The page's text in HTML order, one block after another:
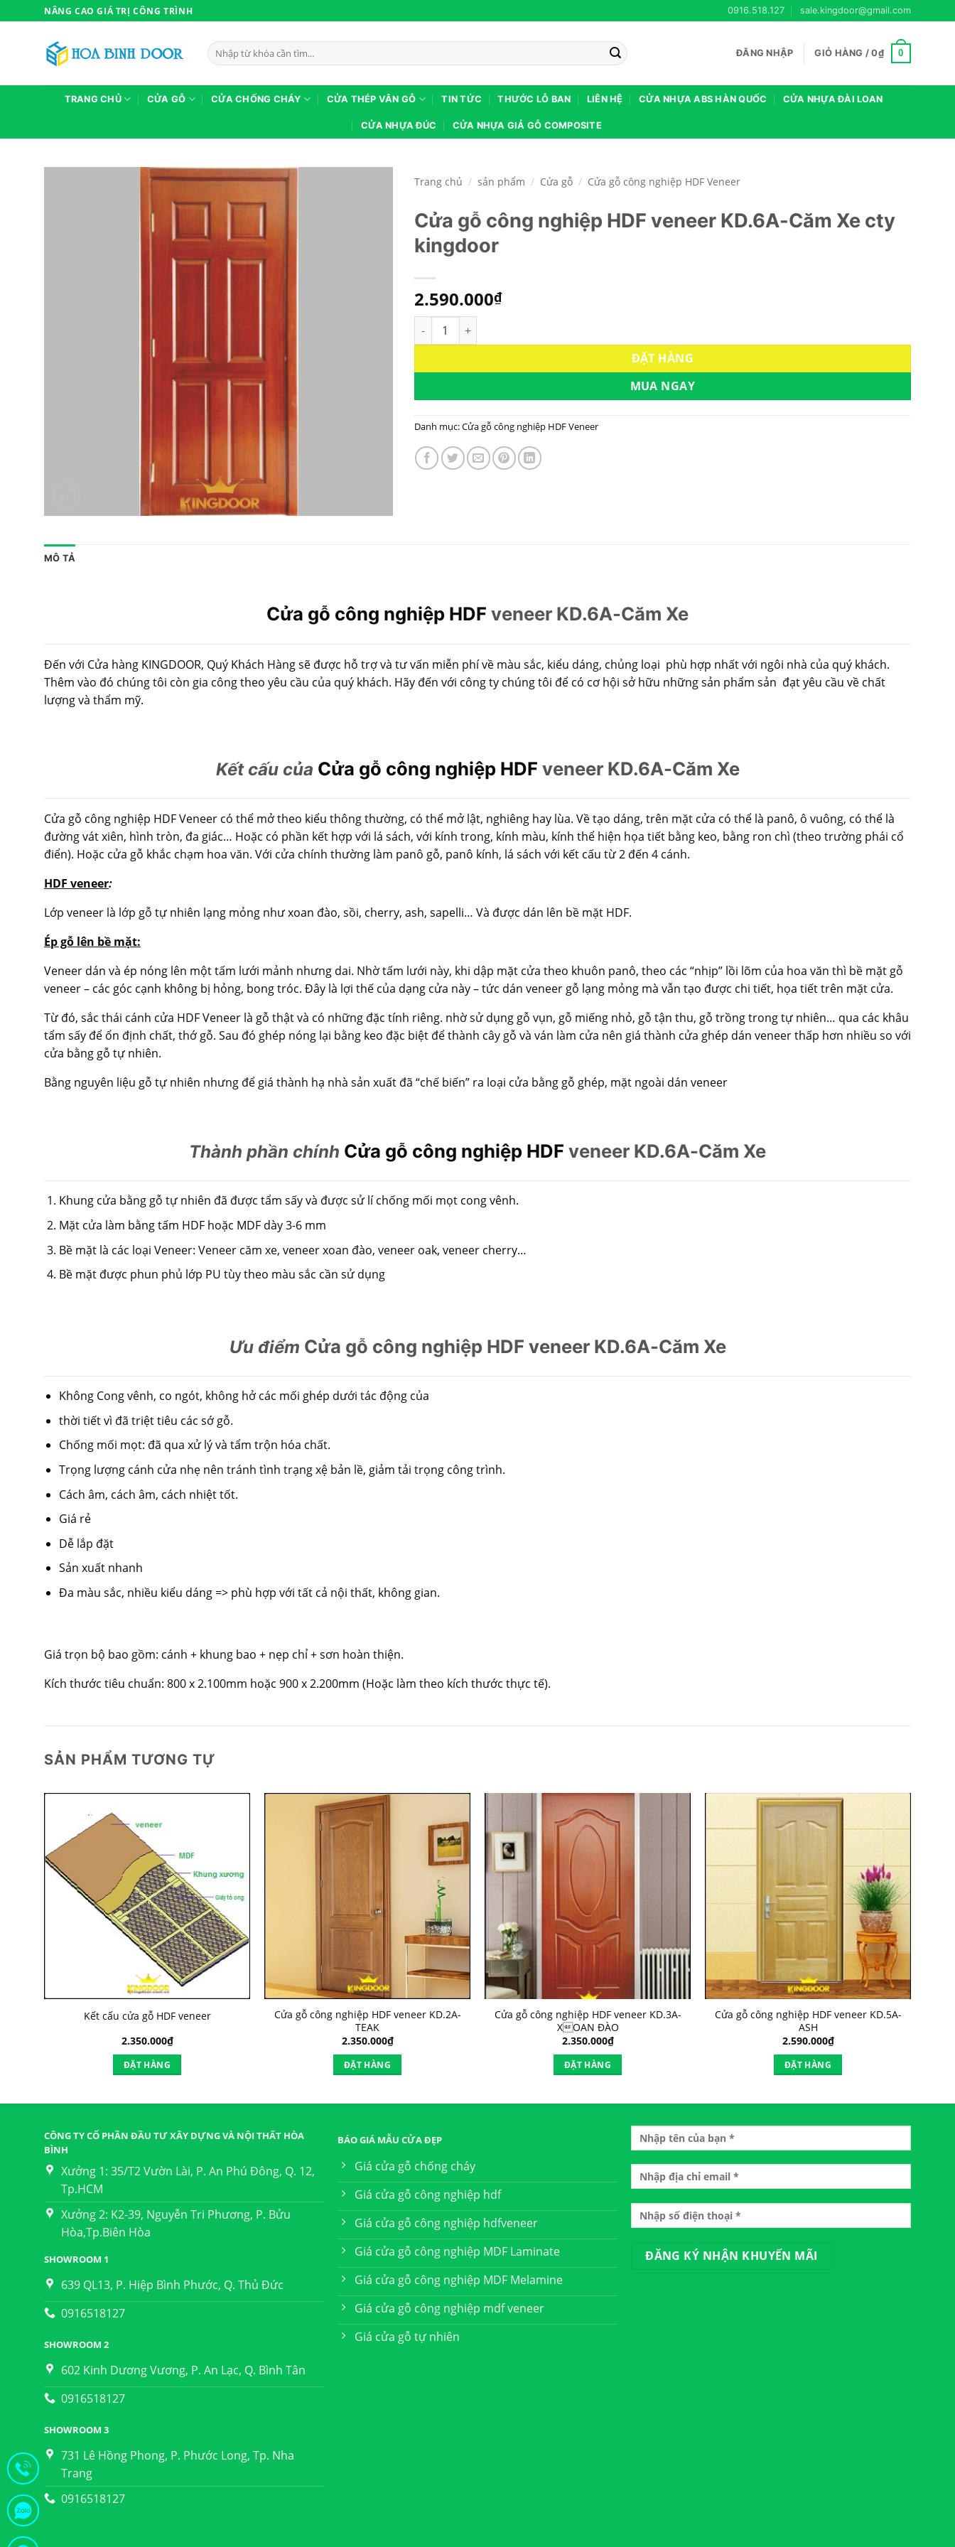
qua
NÂNG CAO GIÁ TRỊ CÔNG TRÌNH 0916.518.127 sale.kingdoor@gmail.com
Tìm
kiếm:
ĐĂNG NHẬP GIỎ HÀNG /0₫ 0
TRANG CHỦ CỬA GỖ CỬA CHỐNG CHÁY CỬA THÉP VÂN GỖ TIN TỨC THƯỚC LỖ BAN LIÊN HỆ CỬA NHỰA ABS HÀN QUỐC CỬA NHỰA ĐÀI LOAN
CỬA NHỰA ĐÚC CỬA NHỰA GIẢ GỖ COMPOSITE
Trang chủ / sản phẩm / Cửa gỗ / Cửa gỗ công nghiệp HDF Veneer
Cửa gỗ công nghiệp HDF veneer KD.6A-Căm Xe cty
kingdoor
2.590.000₫
Cửa gỗ công nghiệp HDF veneer KD.6A-Căm Xe cty kingdoor số lượng
ĐẶT HÀNG
MUA NGAY
Danh mục:Cửa gỗ công nghiệp HDF Veneer
MÔ TẢ
Cửa gỗ công nghiệp HDF veneer KD.6A-Căm Xe
Đến với Cửa hàng KINGDOOR, Quý Khách Hàng sẽ được hỗ trợ và tư vấn miễn phí về màu sắc, kiểu dáng, chủng loại phù hợp nhất với ngôi nhà của quý khách.
Thêm vào đó chúng tôi còn gia công theo yêu cầu của quý khách. Hãy đến với công ty chúng tôi để có cơ hội sở hữu những sản phẩm sản đạt yêu cầu về chất
lượng và thẩm mỹ.
Kết cấu của Cửa gỗ công nghiệp HDF veneer KD.6A-Căm Xe
Cửa gỗ công nghiệp HDF Veneer có thể mở theo kiểu thông thường, có thể mở lật, nghiêng hay lùa. Về tạo dáng, trên mặt cửa có thể là panô, ô vuông, có thể là
đường vát xiên, hình tròn, đa giác… Hoặc có phần kết hợp với lá sách, với kính trong, kính màu, kính thể hiện họa tiết bằng keo, bằng ron chì (theo trường phái cổ
điển). Hoặc cửa gỗ khắc chạm hoa văn. Với cửa chính thường làm panô gỗ, panô kính, lá sách với kết cấu từ 2 đến 4 cánh.
HDF veneer:
Lớp veneer là lớp gỗ tự nhiên lạng mỏng như xoan đào, sồi, cherry, ash, sapelli… Và được dán lên bề mặt HDF.
Ép gỗ lên bề mặt:
Veneer dán và ép nóng lên một tấm lưới mảnh nhưng dai. Nhờ tấm lưới này, khi dập mặt cửa theo khuôn panô, theo các “nhịp” lồi lõm của hoa văn thì bề mặt gỗ
veneer – các góc cạnh không bị hỏng, bong tróc. Đây là lợi thế của dạng cửa này – tức dán veneer gỗ lạng mỏng mà vẫn tạo được chi tiết, họa tiết trên mặt cửa.
Từ đó, sắc thái cánh cửa HDF Veneer là gỗ thật và có những đặc tính riêng. nhờ sử dụng gỗ vụn, gỗ miếng nhỏ, gỗ tận thu, gỗ trồng trong tự nhiên… qua các khâu
tẩm sấy để ổn định chất, thớ gỗ. Sau đó ghép nóng lại bằng keo đặc biệt để thành cây gỗ và ván làm cửa nên giá thành cửa ghép dán veneer thấp hơn nhiều so với
cửa bằng gỗ tự nhiên.
Bằng nguyên liệu gỗ tự nhiên nhưng để giá thành hạ nhà sản xuất đã “chế biến” ra loại cửa bằng gỗ ghép, mặt ngoài dán veneer
Thành phần chính Cửa gỗ công nghiệp HDF veneer KD.6A-Căm Xe
Khung cửa bằng gỗ tự nhiên đã được tẩm sấy và được sử lí chống mối mọt cong vênh.
Mặt cửa làm bằng tấm HDF hoặc MDF dày 3-6 mm
Bề mặt là các loại Veneer: Veneer căm xe, veneer xoan đào, veneer oak, veneer cherry…
Bề mặt được phun phủ lớp PU tùy theo màu sắc cần sử dụng
Ưu điểm Cửa gỗ công nghiệp HDF veneer KD.6A-Căm Xe
Không Cong vênh, co ngót, không hở các mối ghép dưới tác động của
thời tiết vì đã triệt tiêu các sớ gỗ.
Chống mối mọt: đã qua xử lý và tẩm trộn hóa chất.
Trọng lượng cánh cửa nhẹ nên tránh tình trạng xệ bản lề, giảm tải trọng công trình.
Cách âm, cách âm, cách nhiệt tốt.
Giá rẻ
Dễ lắp đặt
Sản xuất nhanh
Đa màu sắc, nhiều kiểu dáng => phù hợp với tất cả nội thất, không gian.
Giá trọn bộ bao gồm: cánh + khung bao + nẹp chỉ + sơn hoàn thiện.
Kích thước tiêu chuẩn: 800 x 2.100mm hoặc 900 x 2.200mm (Hoặc làm theo kích thước thực tế).
SẢN PHẨM TƯƠNG TỰ
Kết cấu cửa gỗ HDF veneer
2.350.000₫
ĐẶT HÀNG
Cửa gỗ công nghiệp HDF veneer KD.2A-
TEAK
2.350.000₫
ĐẶT HÀNG
Cửa gỗ công nghiệp HDF veneer KD.3A-
XOAN ĐÀO
2.350.000₫
ĐẶT HÀNG
Cửa gỗ công nghiệp HDF veneer KD.5A-
ASH
2.590.000₫
ĐẶT HÀNG
CÔNG TY CỔ PHẦN ĐẦU TƯ XÂY DỰNG VÀ NỘI THẤT HÒA
BÌNH
Xưởng 1: 35/T2 Vườn Lài, P. An Phú Đông, Q. 12,
Tp.HCM
Xưởng 2: K2-39, Nguyễn Tri Phương, P. Bửu
Hòa,Tp.Biên Hòa
SHOWROOM 1
639 QL13, P. Hiệp Bình Phước, Q. Thủ Đức
0916518127
SHOWROOM 2
602 Kinh Dương Vương, P. An Lạc, Q. Bình Tân
0916518127
SHOWROOM 3
731 Lê Hồng Phong, P. Phước Long, Tp. Nha
Trang
0916518127
BÁO GIÁ MẪU CỬA ĐẸP
Giá cửa gỗ chống cháy
Giá cửa gỗ công nghiệp hdf
Giá cửa gỗ công nghiệp hdfveneer
Giá cửa gỗ công nghiệp MDF Laminate
Giá cửa gỗ công nghiệp MDF Melamine
Giá cửa gỗ công nghiệp mdf veneer
Giá cửa gỗ tự nhiên